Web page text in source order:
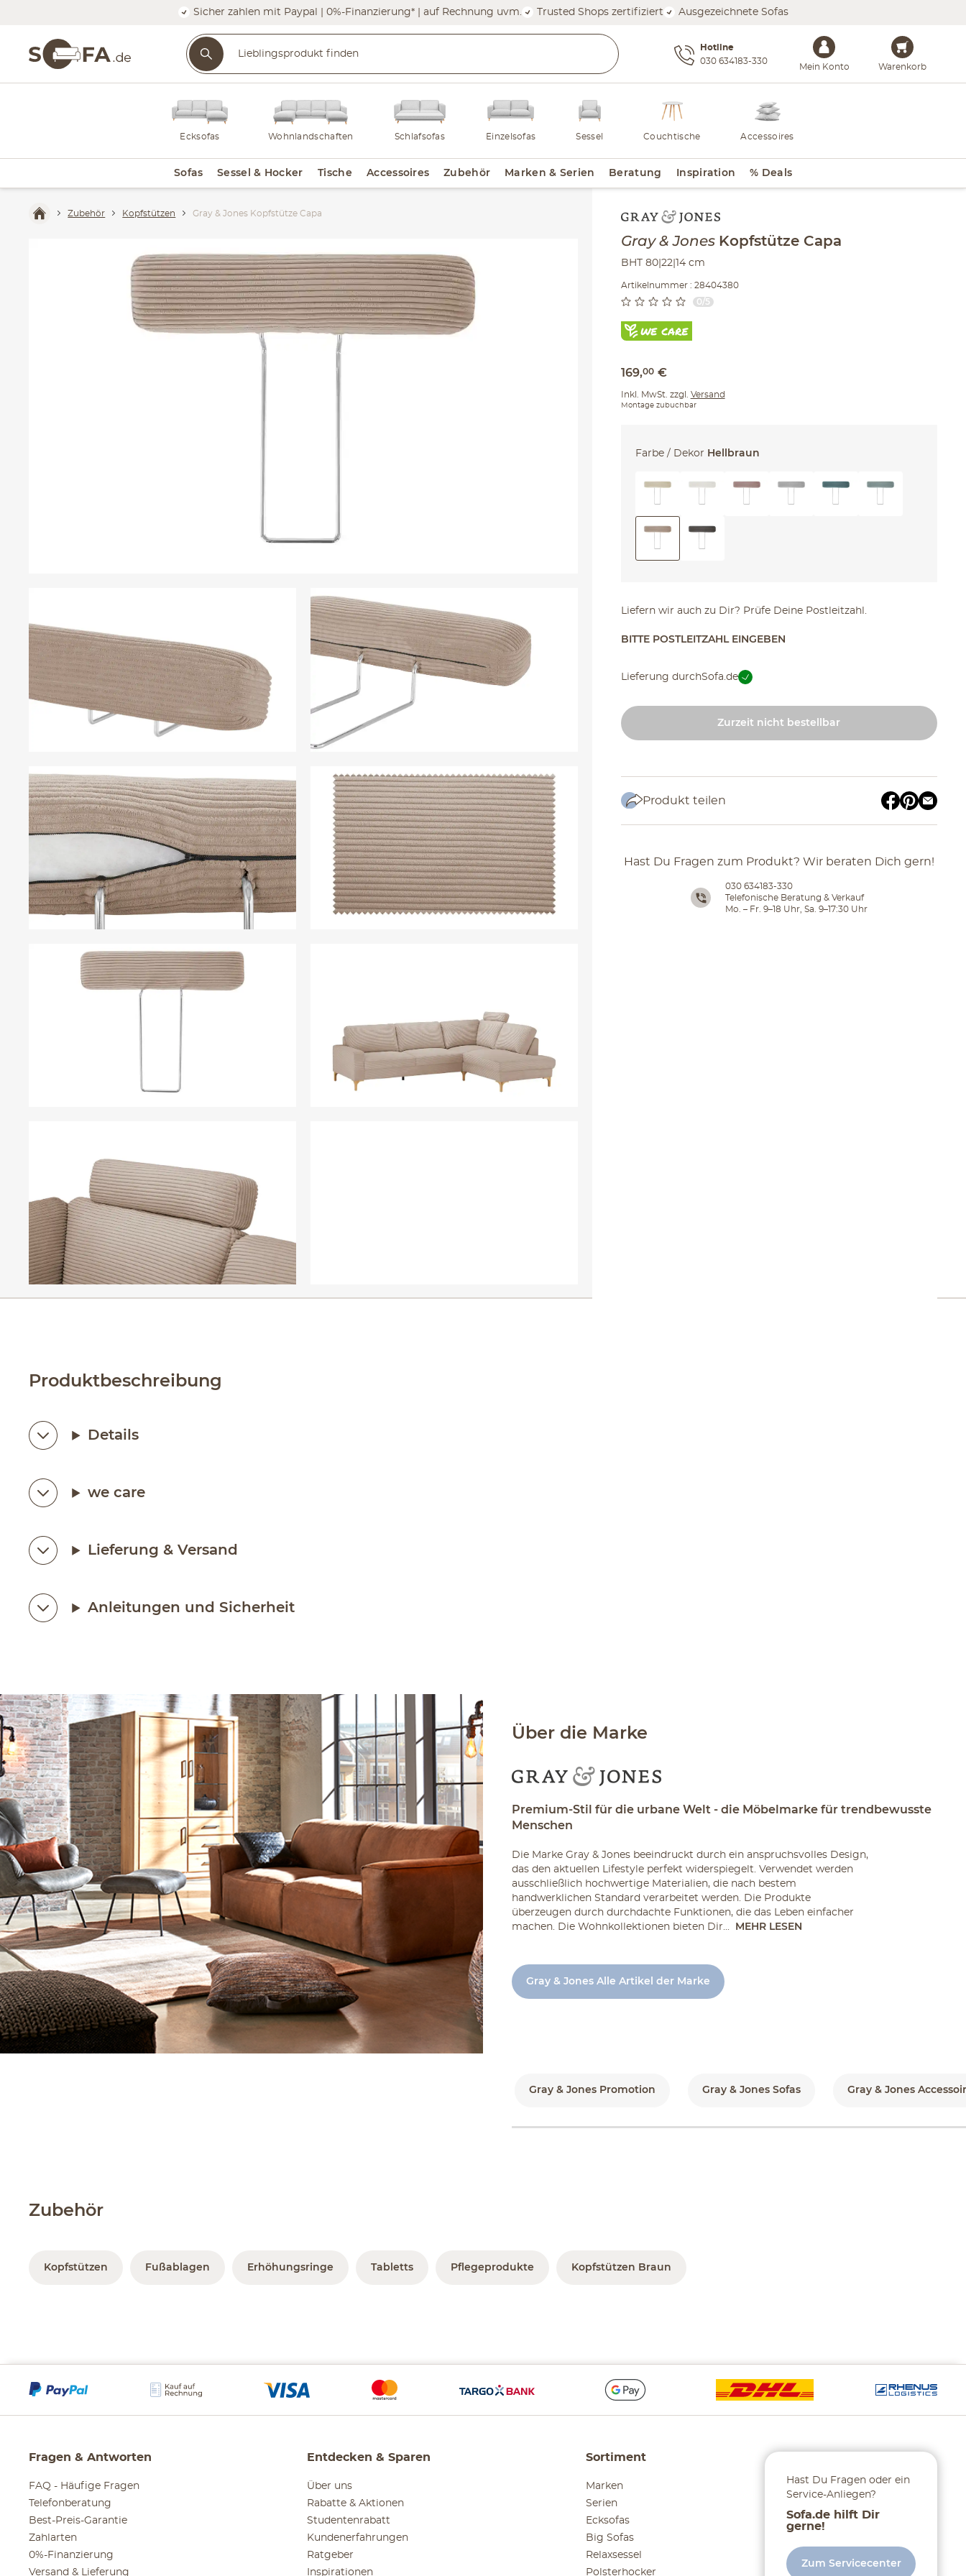
Sicher zahlen mit Paypal | 0%-Finanzierung* | auf Rechnung uvm. Trusted Shops zertifiziert Ausgezeichnete Sofas
Hotline
030 634183-330
Mein Konto Warenkorb
Ecksofas Wohnlandschaften Schlafsofas Einzelsofas Sessel Couchtische Accessoires
Sofas Sessel & Hocker Tische Accessoires Zubehör Marken & Serien Beratung Inspiration % Deals
Zubehör Kopfstützen Gray & Jones Kopfstütze Capa Inhalt der Seitenleiste überspringen - Zum Seitenende
Gray & Jones Kopfstütze Capa
BHT 80|22|14 cm
Artikelnummer : 28404380
0/5
169,00 €
Inkl. MwSt. zzgl. Versand
Montage zubuchbar
Farbe / Dekor Hellbraun
Liefern wir auch zu Dir? Prüfe Deine Postleitzahl.
BITTE POSTLEITZAHL EINGEBEN
Lieferung durchSofa.de
Zurzeit nicht bestellbar
Produkt teilen
Hast Du Fragen zum Produkt? Wir beraten Dich gern!
030 634183-330
Telefonische Beratung & Verkauf
Mo. – Fr. 9–18 Uhr, Sa. 9–17:30 Uhr
Produktbeschreibung
Details
we care
Lieferung & Versand
Anleitungen und Sicherheit
Über die Marke
Premium-Stil für die urbane Welt - die Möbelmarke für trendbewusste
Menschen
Die Marke Gray & Jones beeindruckt durch ein anspruchsvolles Design,
das den aktuellen Lifestyle perfekt widerspiegelt. Verwendet werden
ausschließlich hochwertige Materialien, die nach bestem
handwerklichen Standard verarbeitet werden. Die Produkte
überzeugen durch durchdachte Funktionen, die das Leben einfacher
machen. Die Wohnkollektionen bieten Dir...
MEHR LESEN
Gray & Jones Alle Artikel der Marke
Gray & Jones Promotion Gray & Jones Sofas Gray & Jones
Zubehör
Kopfstützen Fußablagen Erhöhungsringe Tabletts Pflegeprodukte Kopfstützen Braun
Fragen & Antworten
FAQ - Häufige Fragen
Telefonberatung
Best-Preis-Garantie
Zahlarten
0%-Finanzierung
Versand & Lieferung
Entdecken & Sparen
Über uns
Rabatte & Aktionen
Studentenrabatt
Kundenerfahrungen
Ratgeber
Inspirationen
Sortiment
Marken
Serien
Ecksofas
Big Sofas
Relaxsessel
Polsterhocker
Hast Du Fragen oder ein
Service-Anliegen?
Sofa.de hilft Dir
gerne!
Zum Servicecenter